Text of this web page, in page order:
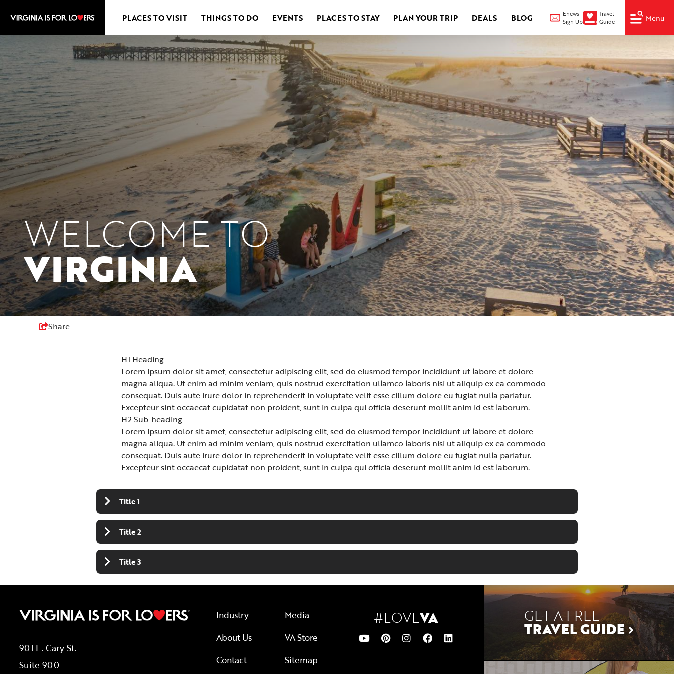
PLACES TO VISIT THINGS TO DO EVENTS PLACES TO STAY PLAN YOUR TRIP DEALS BLOG
Enews
Sign Up
Travel
Guide
Menu
WELCOME TO
VIRGINIA
Share
H1 Heading
Lorem ipsum dolor sit amet, consectetur adipiscing elit, sed do eiusmod tempor incididunt ut labore et dolore
magna aliqua. Ut enim ad minim veniam, quis nostrud exercitation ullamco laboris nisi ut aliquip ex ea commodo
consequat. Duis aute irure dolor in reprehenderit in voluptate velit esse cillum dolore eu fugiat nulla pariatur.
Excepteur sint occaecat cupidatat non proident, sunt in culpa qui officia deserunt mollit anim id est laborum.
H2 Sub-heading
Lorem ipsum dolor sit amet, consectetur adipiscing elit, sed do eiusmod tempor incididunt ut labore et dolore
magna aliqua. Ut enim ad minim veniam, quis nostrud exercitation ullamco laboris nisi ut aliquip ex ea commodo
consequat. Duis aute irure dolor in reprehenderit in voluptate velit esse cillum dolore eu fugiat nulla pariatur.
Excepteur sint occaecat cupidatat non proident, sunt in culpa qui officia deserunt mollit anim id est laborum.
Title 1
Title 2
Title 3
GET A FREE
TRAVEL GUIDE
901 E. Cary St.
Suite 900
Industry
Media
About Us
VA Store
Contact
Sitemap
#LOVEVA